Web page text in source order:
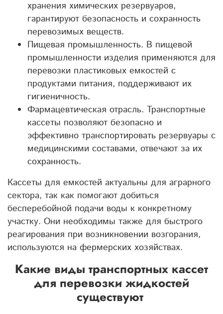
хранения химических резервуаров,
гарантируют безопасность и сохранность
перевозимых веществ.
Пищевая промышленность. В пищевой
промышленности изделия применяются для
перевозки пластиковых емкостей с
продуктами питания, поддерживают их
гигиеничность.
Фармацевтическая отрасль. Транспортные
кассеты позволяют безопасно и
эффективно транспортировать резервуары с
медицинскими составами, отвечают за их
сохранность.
Кассеты для емкостей актуальны для аграрного
сектора, так как помогают добиться
бесперебойной подачи воды к конкретному
участку. Они необходимы также для быстрого
реагирования при возникновении возгорания,
используются на фермерских хозяйствах.
Какие виды транспортных кассет
для перевозки жидкостей
существуют